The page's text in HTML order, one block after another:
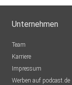
Unternehmen
Team
Karriere
Impressum
Werben auf podcast.de